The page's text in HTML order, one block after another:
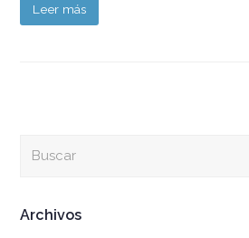
Leer más
Archivos